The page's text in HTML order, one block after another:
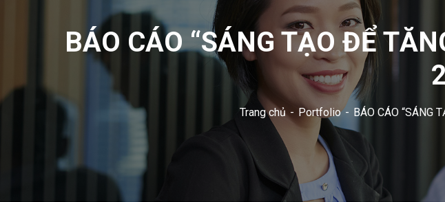
BÁO CÁO “SÁNG TẠO ĐỂ
Trang chủ Portfolio BÁO CÁO “SÁNG